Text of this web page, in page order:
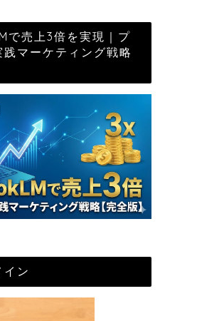
売上3倍を実現｜プ
践マーケティング戦略
イン